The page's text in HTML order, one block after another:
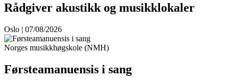
Rådgiver akustikk og musikklokaler
Oslo | 07/08/2026
Norges musikkhøgskole (NMH)
Førsteamanuensis i sang